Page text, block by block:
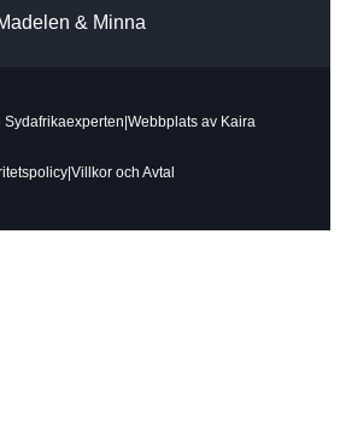
& Minna
Webbplats av Kaira
Villkor och Avtal